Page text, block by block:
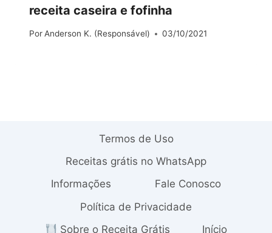
receita caseira e fofinha
PorAnderson K. (Responsável) 03/10/2021
Termos de Uso
Receitas grátis no WhatsApp
Informações
Fale Conosco
Política de Privacidade
Sobre o Receita Grátis
Início